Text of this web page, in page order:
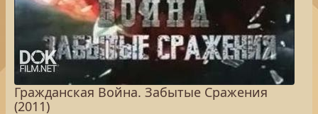
Гражданская Война. Забытые Сражения
(2011)